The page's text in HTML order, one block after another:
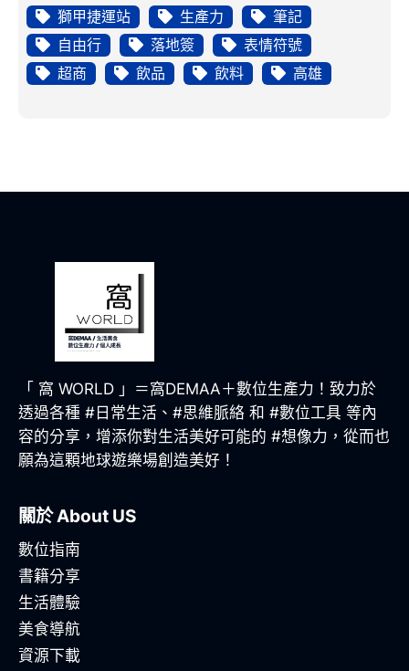
獅甲捷運站
生產力
筆記
自由行
落地簽
表情符號
超商
飲品 飲料 高雄
「 窩 WORLD 」＝窩DEMAA＋數位生產力！致力於
透過各種 #日常生活、#思維脈絡 和 #數位工具 等內
容的分享，增添你對生活美好可能的 #想像力，從而也
願為這顆地球遊樂場創造美好！
關於 About US
數位指南
書籍分享
生活體驗
美食導航
資源下載